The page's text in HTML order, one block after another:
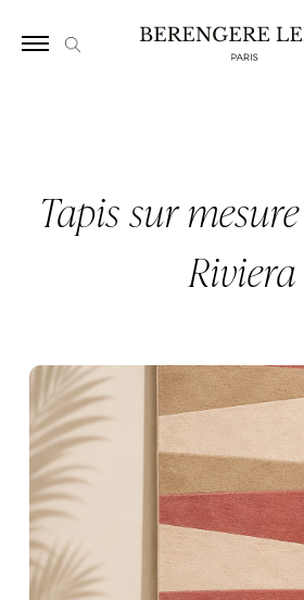
Tapis sur
Riviera